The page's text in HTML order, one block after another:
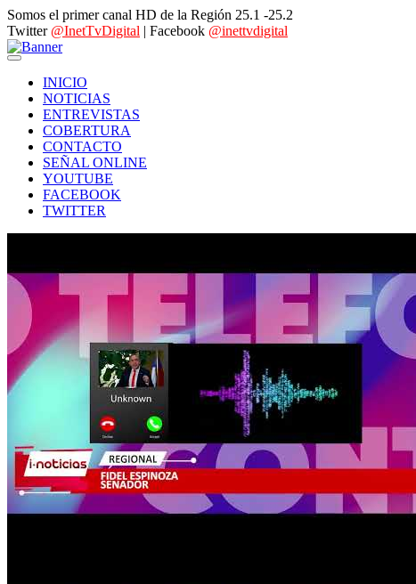
Somos el primer canal HD de la Región 25.1 -25.2
Twitter @InetTvDigital | Facebook @inettvdigital
INICIO
NOTICIAS
ENTREVISTAS
COBERTURA
CONTACTO
SEÑAL ONLINE
YOUTUBE
FACEBOOK
TWITTER